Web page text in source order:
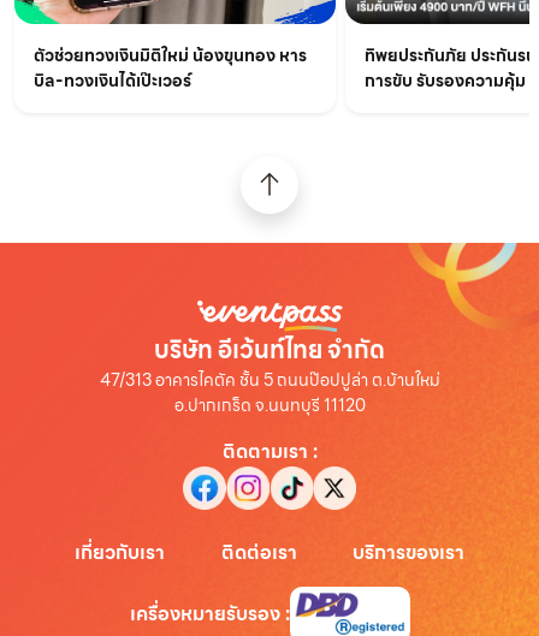
ตัวช่วยทวงเงินมิติใหม่ น้องขุนทอง หาร
บิล-ทวงเงินได้เป๊ะเวอร์
ทิพยประกันภัย ประกันร
การขับ รับรองความคุ้ม !!
บริษัท อีเว้นท์ไทย จำกัด
47/313 อาคารไคตัค ชั้น 5 ถนนป๊อปปูล่า ต.บ้านใหม่
อ.ปากเกร็ด จ.นนทบุรี 11120
ติดตามเรา :
เกี่ยวกับเรา ติดต่อเรา บริการของเรา
เครื่องหมายรับรอง: